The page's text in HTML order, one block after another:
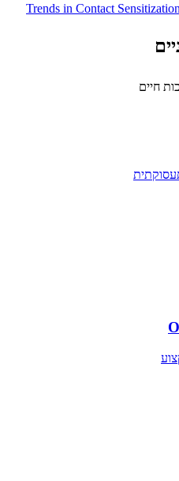
Trends in Contact
חיים